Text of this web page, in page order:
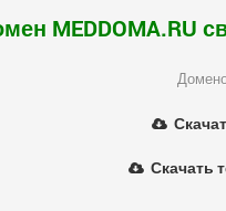
MEDDOMA.RU
Скачать